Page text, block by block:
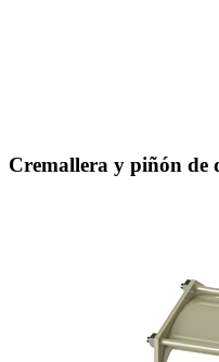
Cremallera y piñón de